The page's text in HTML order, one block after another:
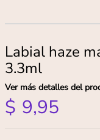
Labial haze
3.3ml
Ver más detalles del
$ 9,95